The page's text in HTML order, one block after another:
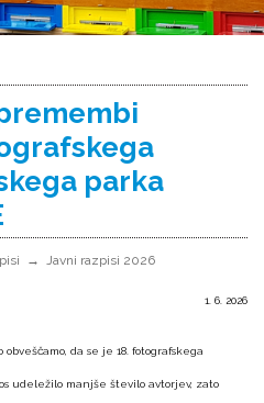
parka
Javni razpisi 2026
1. 6. 2026
da se je 18. fotografskega
udeležilo manjše število avtorjev, zato